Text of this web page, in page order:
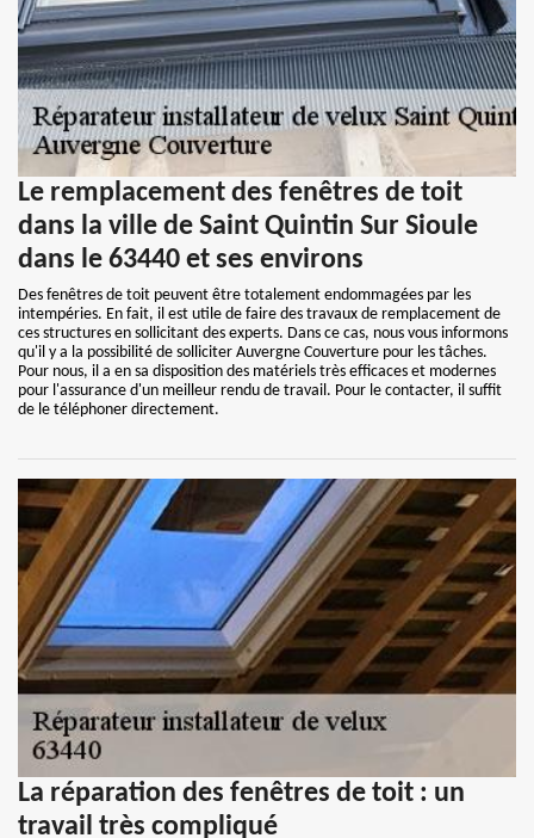
Le remplacement des fenêtres de toit
dans la ville de Saint Quintin Sur Sioule
dans le 63440 et ses environs
Des fenêtres de toit peuvent être totalement endommagées par les
intempéries. En fait, il est utile de faire des travaux de remplacement de
ces structures en sollicitant des experts. Dans ce cas, nous vous informons
qu'il y a la possibilité de solliciter Auvergne Couverture pour les tâches.
Pour nous, il a en sa disposition des matériels très efficaces et modernes
pour l'assurance d'un meilleur rendu de travail. Pour le contacter, il suffit
de le téléphoner directement.
La réparation des fenêtres de toit : un
travail très compliqué